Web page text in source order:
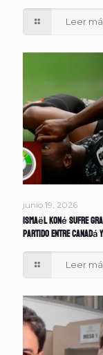
Leer
junio 19, 2026
Ismaël Koné sufre
partido entre Canadá
Leer